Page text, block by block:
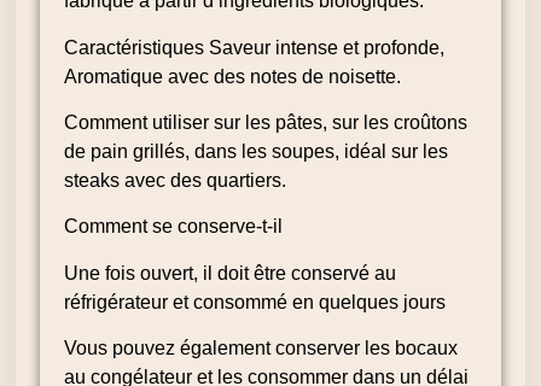
Caractéristiques Saveur intense et profonde,
Aromatique avec des notes de noisette.
Comment utiliser sur les pâtes, sur les croûtons
de pain grillés, dans les soupes, idéal sur les
steaks avec des quartiers.
Comment se conserve-t-il
Une fois ouvert, il doit être conservé au
réfrigérateur et consommé en quelques jours
Vous pouvez également conserver les bocaux
au congélateur et les consommer dans un délai